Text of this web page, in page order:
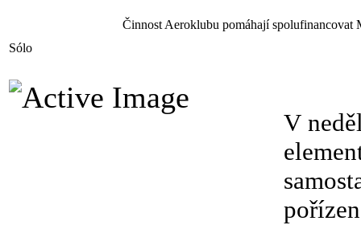
Činnost Aeroklubu pomáhají
Sólo
V